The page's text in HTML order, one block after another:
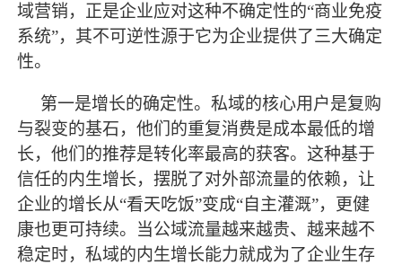
域营销，正是企业应对这种不确定性的“商业免疫
系统”，其不可逆性源于它为企业提供了三大确定
性。
第一是增长的确定性。私域的核心用户是复购
与裂变的基石，他们的重复消费是成本最低的增
长，他们的推荐是转化率最高的获客。这种基于
信任的内生增长，摆脱了对外部流量的依赖，让
企业的增长从“看天吃饭”变成“自主灌溉”，更健
康也更可持续。当公域流量越来越贵、越来越不
稳定时，私域的内生增长能力就成为了企业生存